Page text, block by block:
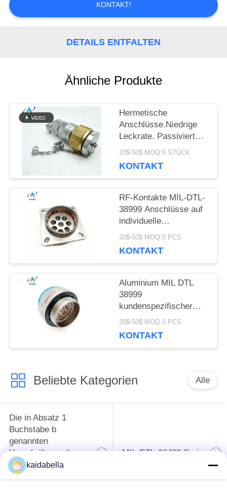
SITEMAP
KONTAKT!
DETAILS ENTFALTEN
Ähnliche Produkte
Hermetische
Anschlüsse.Niedrige
Leckrate. Passiviert
aus Edelstahl.220-
20$-50$ MOQ:5 STÜCK
KONTAKT
RF-Kontakte MIL-DTL-
38999 Anschlüsse auf
individuelle
Anforderung.Empfänger
8-JC400
20$-50$ MOQ:5 PCS
KONTAKT
Aluminium MIL DTL
38999
kundenspezifischer
kreisförmiger Stecker
Kontakte.J599-T-21-8-
20$-50$ MOQ:5 PCS
KONTAKT
Beliebte Kategorien Alle
Die in Absatz 1
Buchstabe b
genannten
Vorschriften gelten
für die in Absatz 1
Buchstabe b
MIL-DTL-26482 Serie
kaidabella